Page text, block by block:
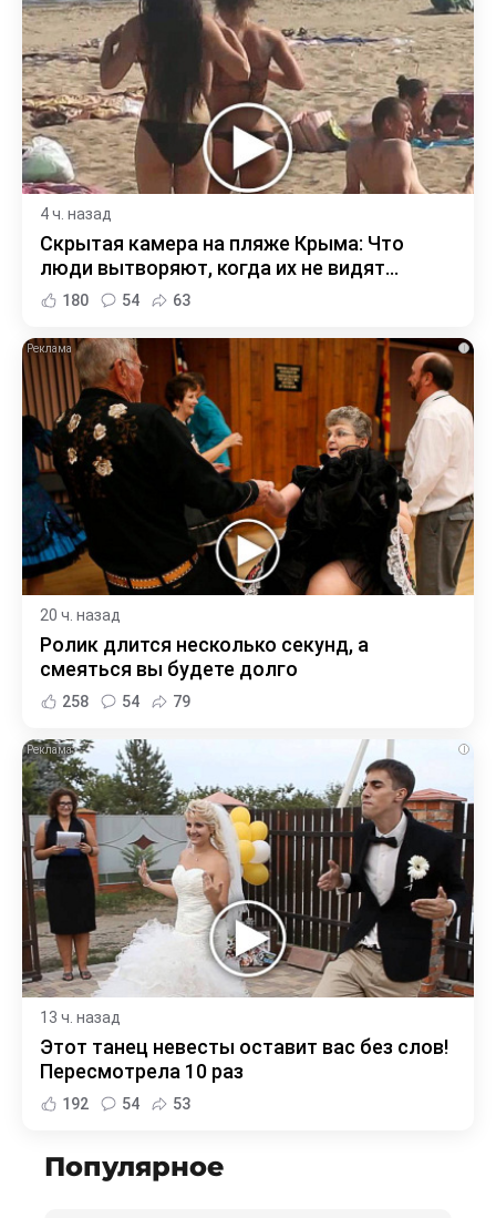
4 ч. назад
Скрытая камера на пляже Крыма: Что
люди вытворяют, когда их не видят...
180 54 63
i
20 ч. назад
Ролик длится несколько секунд, а
смеяться вы будете долго
258 54 79
i
13 ч. назад
Этот танец невесты оставит вас без слов!
Пересмотрела 10 раз
192 54 53
Популярное